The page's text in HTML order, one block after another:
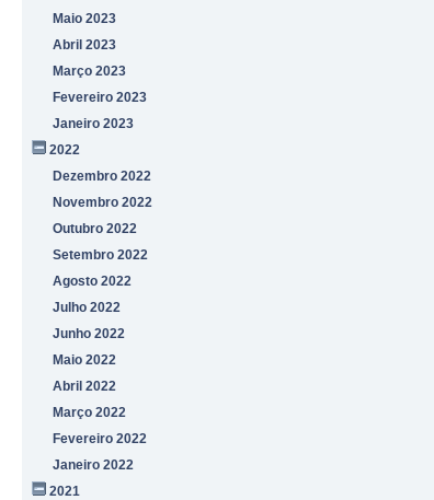
Maio 2023
Abril 2023
Março 2023
Fevereiro 2023
Janeiro 2023
2022
Dezembro 2022
Novembro 2022
Outubro 2022
Setembro 2022
Agosto 2022
Julho 2022
Junho 2022
Maio 2022
Abril 2022
Março 2022
Fevereiro 2022
Janeiro 2022
2021